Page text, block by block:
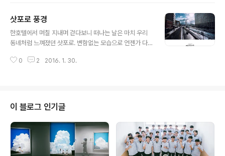
삿포로 풍경
한호텔에서 며칠 지내며 걷다보니 떠나는 날은 마치 우리
동네처럼 느껴졌던 삿포로. 변함없는 모습으로 언젠가 다
에 가장 맘에 들었던 곳이기에.
0 2 2016. 1. 30.
이 블로그 인기글